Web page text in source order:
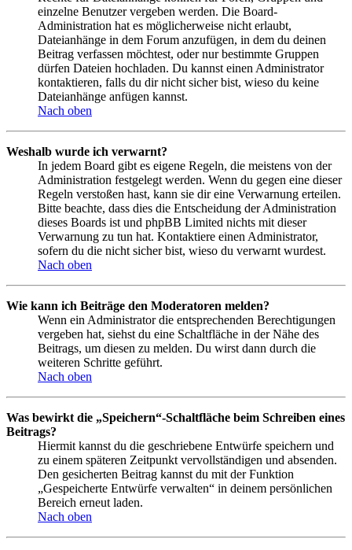
einzelne Benutzer vergeben werden. Die Board-
Administration hat es möglicherweise nicht erlaubt,
Dateianhänge in dem Forum anzufügen, in dem du deinen
Beitrag verfassen möchtest, oder nur bestimmte Gruppen
dürfen Dateien hochladen. Du kannst einen Administrator
kontaktieren, falls du dir nicht sicher bist, wieso du keine
Dateianhänge anfügen kannst.
Nach oben
Weshalb wurde ich verwarnt?
In jedem Board gibt es eigene Regeln, die meistens von der
Administration festgelegt werden. Wenn du gegen eine dieser
Regeln verstoßen hast, kann sie dir eine Verwarnung erteilen.
Bitte beachte, dass dies die Entscheidung der Administration
dieses Boards ist und phpBB Limited nichts mit dieser
Verwarnung zu tun hat. Kontaktiere einen Administrator,
sofern du die nicht sicher bist, wieso du verwarnt wurdest.
Nach oben
Wie kann ich Beiträge den Moderatoren melden?
Wenn ein Administrator die entsprechenden Berechtigungen
vergeben hat, siehst du eine Schaltfläche in der Nähe des
Beitrags, um diesen zu melden. Du wirst dann durch die
weiteren Schritte geführt.
Nach oben
Was bewirkt die „Speichern“-Schaltfläche beim Schreiben eines
Beitrags?
Hiermit kannst du die geschriebene Entwürfe speichern und
zu einem späteren Zeitpunkt vervollständigen und absenden.
Den gesicherten Beitrag kannst du mit der Funktion
„Gespeicherte Entwürfe verwalten“ in deinem persönlichen
Bereich erneut laden.
Nach oben